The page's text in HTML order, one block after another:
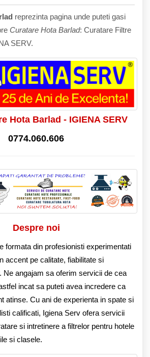
reprezinta pagina unde puteti gasi
Curatare Hota Barlad: Curatare Filtre
SERV.
Hota Barlad - IGIENA SERV
0774.060.606
Despre noi
formata din profesionisti experimentati
accent pe calitate, fiabilitate si
Ne angajam sa oferim servicii de cea
incat sa puteti avea incredere ca
atinse. Cu ani de experienta in spate si
calificati, Igiena Serv ofera servicii
si intretinere a filtrelor pentru hotele
si clasele.